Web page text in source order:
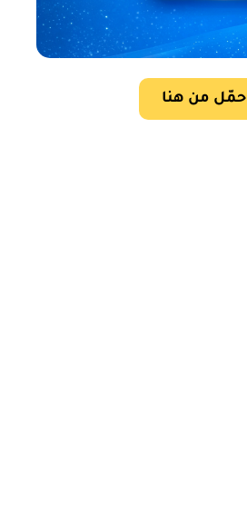
حمّل من هنا